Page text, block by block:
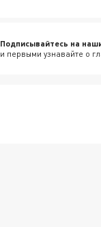
Подписывайтесь на
и первыми узнавайте о